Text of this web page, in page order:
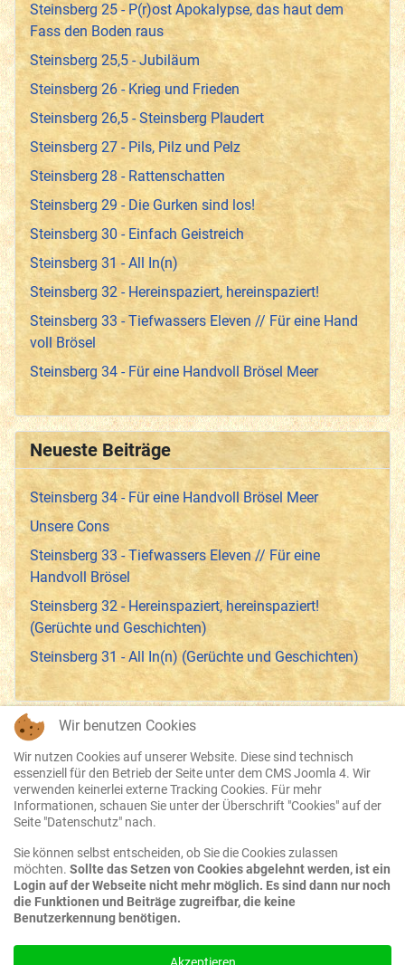
Steinsberg 25 - P(r)ost Apokalypse, das haut dem
Fass den Boden raus
Steinsberg 25,5 - Jubiläum
Steinsberg 26 - Krieg und Frieden
Steinsberg 26,5 - Steinsberg Plaudert
Steinsberg 27 - Pils, Pilz und Pelz
Steinsberg 28 - Rattenschatten
Steinsberg 29 - Die Gurken sind los!
Steinsberg 30 - Einfach Geistreich
Steinsberg 31 - All In(n)
Steinsberg 32 - Hereinspaziert, hereinspaziert!
Steinsberg 33 - Tiefwassers Eleven // Für eine Hand
voll Brösel
Steinsberg 34 - Für eine Handvoll Brösel Meer
Neueste Beiträge
Steinsberg 34 - Für eine Handvoll Brösel Meer
Unsere Cons
Steinsberg 33 - Tiefwassers Eleven // Für eine
Handvoll Brösel
Steinsberg 32 - Hereinspaziert, hereinspaziert!
(Gerüchte und Geschichten)
Steinsberg 31 - All In(n) (Gerüchte und Geschichten)
Datenschutz
Disclaimer
Impressum
AGB
Wir benutzen Cookies
Wir nutzen Cookies auf unserer Website. Diese sind technisch
essenziell für den Betrieb der Seite unter dem CMS Joomla 4. Wir
verwenden keinerlei externe Tracking Cookies. Für mehr
Informationen, schauen Sie unter der Überschrift "Cookies" auf der
Seite "Datenschutz" nach.
Sie können selbst entscheiden, ob Sie die Cookies zulassen
möchten. Sollte das Setzen von Cookies abgelehnt werden, ist ein
Login auf der Webseite nicht mehr möglich. Es sind dann nur noch
die Funktionen und Beiträge zugreifbar, die keine
Benutzerkennung benötigen.